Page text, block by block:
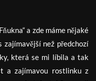
a zde máme nějaké
než předchozí
která se mi líbila a tak
a zajímavou rostlinku z